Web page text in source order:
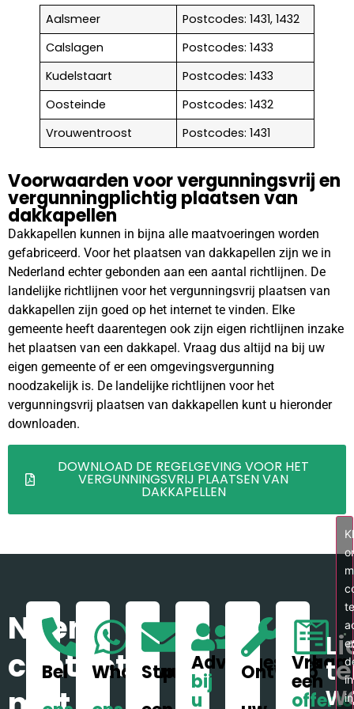
Aalsmeer
Postcodes: 1431, 1432
Calslagen
Postcodes: 1433
Kudelstaart
Postcodes: 1433
Oosteinde
Postcodes: 1432
Vrouwentroost
Postcodes: 1431
Voorwaarden voor vergunningsvrij en
vergunningplichtig plaatsen van
dakkapellen
Dakkapellen kunnen in bijna alle maatvoeringen worden
gefabriceerd. Voor het plaatsen van dakkapellen zijn we in
Nederland echter gebonden aan een aantal richtlijnen. De
landelijke richtlijnen voor het vergunningsvrij plaatsen van
dakkapellen zijn goed op het internet te vinden. Elke
gemeente heeft daarentegen ook zijn eigen richtlijnen inzake
het plaatsen van een dakkapel. Vraag dus altijd na bij uw
eigen gemeente of er een omgevingsvergunning
noodzakelijk is. De landelijke richtlijnen voor het
vergunningsvrij plaatsen van dakkapellen kunt u hieronder
downloaden.
DOWNLOAD DE REGELGEVING VOOR HET
VERGUNNINGSVRIJ PLAATSEN VAN
DAKKAPELLEN
Neem
contact
Bel
WhatsApp
Stuur Adviesgesprek
bij
u
OntwerpVraag
een
offerte
in